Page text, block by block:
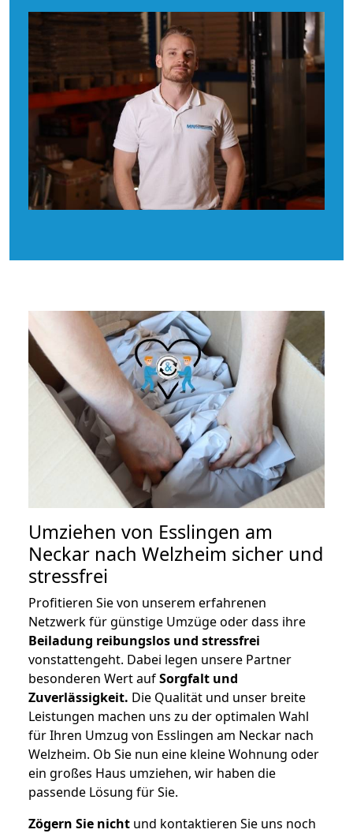
Umziehen von Esslingen am
Neckar nach Welzheim sicher und
stressfrei
Profitieren Sie von unserem erfahrenen
Netzwerk für günstige Umzüge oder dass ihre
Beiladung reibungslos und stressfrei
vonstattengeht. Dabei legen unsere Partner
besonderen Wert aufSorgfalt und
Zuverlässigkeit. Die Qualität und unser breite
Leistungen machen uns zu der optimalen Wahl
für Ihren Umzug von Esslingen am Neckar nach
Welzheim. Ob Sie nun eine kleine Wohnung oder
ein großes Haus umziehen, wir haben die
passende Lösung für Sie.
Zögern Sie nicht und kontaktieren Sie uns noch